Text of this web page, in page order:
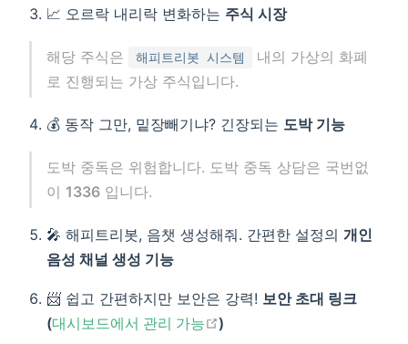
📈 오르락 내리락 변화하는 주식 시장
해당 주식은 해피트리봇 시스템
내의 가상의 화폐
로 진행되는 가상 주식입니다.
💰 동작 그만, 밑장빼기냐? 긴장되는 도박 기능
도박 중독은 위험합니다. 도박 중독 상담은 국번없
이 1336 입니다.
🎤 해피트리봇, 음챗 생성해줘. 간편한 설정의개인
음성 채널 생성 기능
📨 쉽고 간편하지만 보안은 강력! 보안 초대 링크
(대시보드에서 관리 가능 open in new window
)